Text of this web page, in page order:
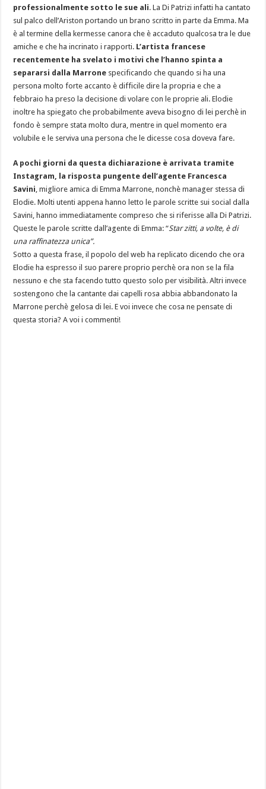
professionalmente sotto le sue ali. La Di Patrizi infatti ha cantato
sul palco dell’Ariston portando un brano scritto in parte da Emma. Ma
è al termine della kermesse canora che è accaduto qualcosa tra le due
amiche e che ha incrinato i rapporti. L’artista francese
recentemente ha svelato i motivi che l’hanno spinta a
separarsi dalla Marrone specificando che quando si ha una
persona molto forte accanto è difficile dire la propria e che a
febbraio ha preso la decisione di volare con le proprie ali. Elodie
inoltre ha spiegato che probabilmente aveva bisogno di lei perchè in
fondo è sempre stata molto dura, mentre in quel momento era
volubile e le serviva una persona che le dicesse cosa doveva fare.
A pochi giorni da questa dichiarazione è arrivata tramite
Instagram, la risposta pungente dell’agente Francesca
Savini, migliore amica di Emma Marrone, nonchè manager stessa di
Elodie. Molti utenti appena hanno letto le parole scritte sui social dalla
Savini, hanno immediatamente compreso che si riferisse alla Di Patrizi.
Queste le parole scritte dall’agente di Emma: “Star zitti, a volte, è di
una raffinatezza unica”.
Sotto a questa frase, il popolo del web ha replicato dicendo che ora
Elodie ha espresso il suo parere proprio perchè ora non se la fila
nessuno e che sta facendo tutto questo solo per visibilità. Altri invece
sostengono che la cantante dai capelli rosa abbia abbandonato la
Marrone perchè gelosa di lei. E voi invece che cosa ne pensate di
questa storia? A voi i commenti!